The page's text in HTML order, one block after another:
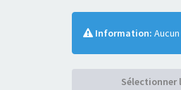
Information:
Sélectionner